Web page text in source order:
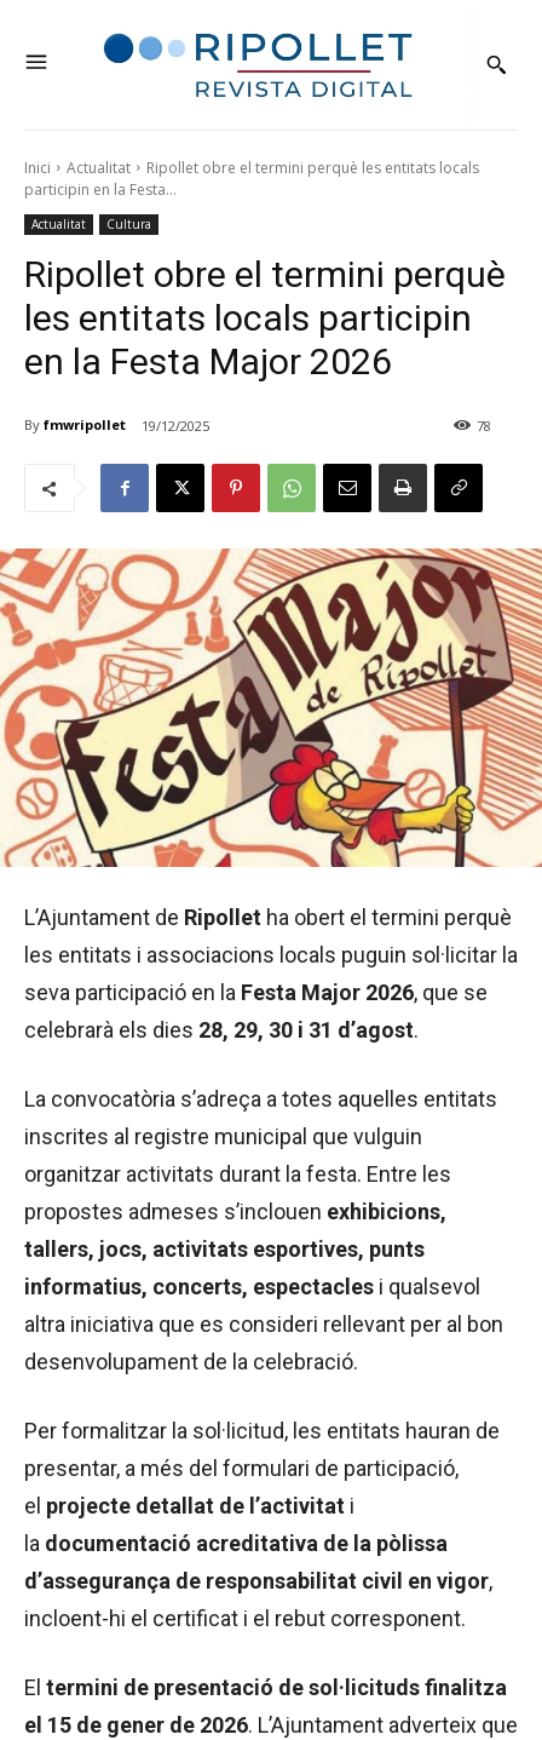
Inici Actualitat
Ripollet obre el termini perquè les entitats locals
participin en la Festa...
Actualitat Cultura
Ripollet obre el termini perquè
les entitats locals participin
en la Festa Major 2026
By fmwripollet 19/12/2025 78
L’Ajuntament de Ripollet ha obert el termini perquè
les entitats i associacions locals puguin sol·licitar la
seva participació en la Festa Major 2026, que se
celebrarà els dies 28, 29, 30 i 31 d’agost.
La convocatòria s’adreça a totes aquelles entitats
inscrites al registre municipal que vulguin
organitzar activitats durant la festa. Entre les
propostes admeses s’inclouen exhibicions,
tallers, jocs, activitats esportives, punts
informatius, concerts, espectacles i qualsevol
altra iniciativa que es consideri rellevant per al bon
desenvolupament de la celebració.
Per formalitzar la sol·licitud, les entitats hauran de
presentar, a més del formulari de participació,
el projecte detallat de l’activitat i
la documentació acreditativa de la pòlissa
d’assegurança de responsabilitat civil en vigor,
incloent-hi el certificat i el rebut corresponent.
El termini de presentació de sol·licituds finalitza
el 15 de gener de 2026. L’Ajuntament adverteix que